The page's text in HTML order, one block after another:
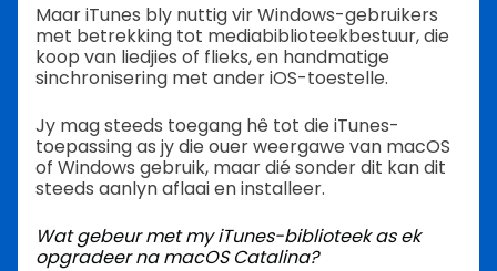
Maar iTunes bly nuttig vir Windows-gebruikers
met betrekking tot mediabiblioteekbestuur, die
koop van liedjies of flieks, en handmatige
sinchronisering met ander iOS-toestelle.
Jy mag steeds toegang hê tot die iTunes-
toepassing as jy die ouer weergawe van macOS
of Windows gebruik, maar dié sonder dit kan dit
steeds aanlyn aflaai en installeer.
Wat gebeur met my iTunes-biblioteek as ek
opgradeer na macOS Catalina?